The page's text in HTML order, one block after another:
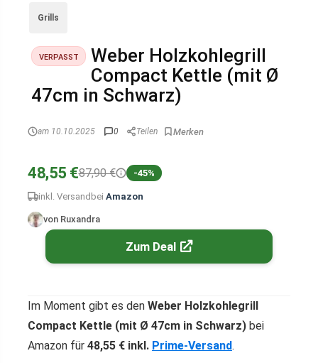
Grills
VERPASST
Weber Holzkohlegrill
Compact Kettle (mit Ø
47cm in Schwarz)
am 10.10.2025 0 Teilen
48,55 €87,90 € -45%
inkl. Versand bei Amazon
von Ruxandra
Zum Deal
Im Moment gibt es den Weber Holzkohlegrill
Compact Kettle (mit Ø 47cm in Schwarz) bei
Amazon für 48,55 € inkl. Prime-Versand.